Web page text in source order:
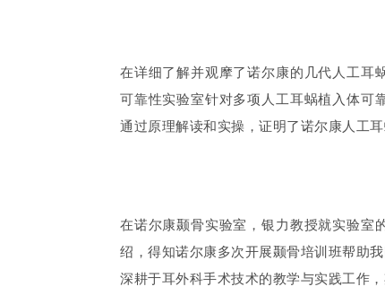
在详细了解并观摩了诺尔康的几代人工耳
可靠性实验室针对多项人工耳蜗植入体可
通过原理解读和实操，证明了诺尔康人工
在诺尔康颞骨实验室，银力教授就实验室
绍，得知诺尔康多次开展颞骨培训班帮助
深耕于耳外科手术技术的教学与实践工作